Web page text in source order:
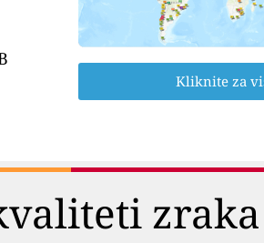
Kliknite za
zraka